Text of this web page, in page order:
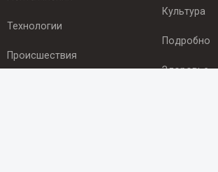
Технологии
Происшествия
Культура
Подробно
Здоровье